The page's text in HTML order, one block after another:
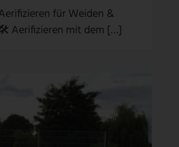
für Weiden &
Aerifizieren mit dem […]